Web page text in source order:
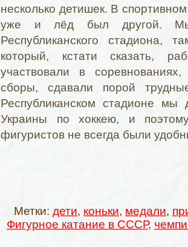
несколько детишек. В
уже и лёд был другой.
Республиканского стадиона,
который, кстати сказать,
участвовали в
сборы, сдавали порой
Республиканском стадионе
Украины по хоккею, и
фигуристов не всегда были
Метки: дети, коньки, медали,
Фигурное катание в СССР,